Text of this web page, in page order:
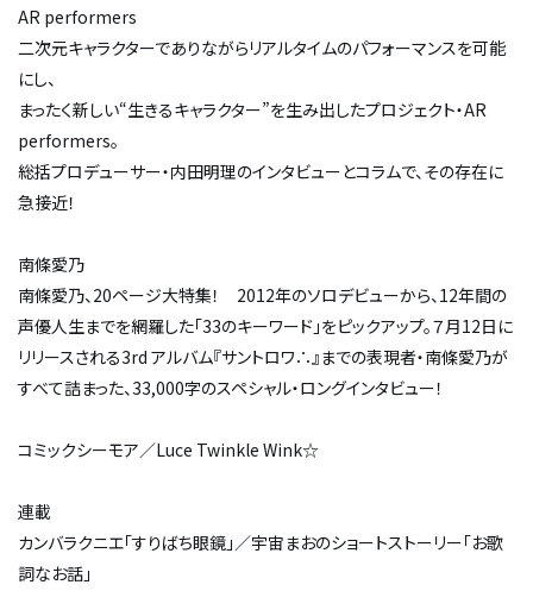
AR performers
二次元キャラクターでありながらリアルタイムのパフォーマンスを可能
にし、
まったく新しい“生きるキャラクター”を生み出したプロジェクト・AR
performers。
総括プロデューサー・内田明理のインタビューとコラムで、その存在に
急接近！
南條愛乃
南條愛乃、20ページ大特集！ 2012年のソロデビューから、12年間の
声優人生までを網羅した「33のキーワード」をピックアップ。７月12日に
リリースされる3rd アルバム『サントロワ∴』までの表現者・南條愛乃が
すべて詰まった、33,000字のスペシャル・ロングインタビュー！
コミックシーモア／Luce Twinkle Wink☆
連載
カンバラクニエ「すりばち眼鏡」／宇宙まおのショートストーリー「お歌
詞なお話」